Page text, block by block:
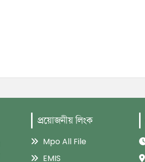
প্রয়োজনীয় লিংক
Mpo All File
EMIS